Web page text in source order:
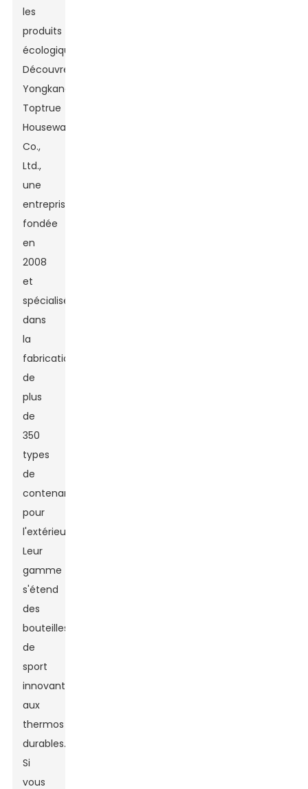
les
produits
écologiques.
Découvrez
Yongkang
Toptrue
Houseware
Co.,
Ltd.,
une
entreprise
fondée
en
2008
et
spécialisée
dans
la
fabrication
de
plus
de
350
types
de
contenants
pour
l'extérieur.
Leur
gamme
s'étend
des
bouteilles
de
sport
innovantes
aux
thermos
durables.
Si
vous